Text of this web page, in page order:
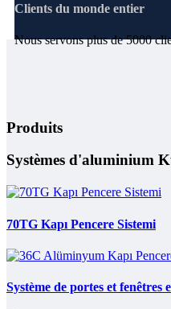
Clients du monde entier
Nous servons plus de 5000
Produits
Systèmes d'aluminium
70TG Kapı Pencere Sistemi
Système de portes et fenêtres